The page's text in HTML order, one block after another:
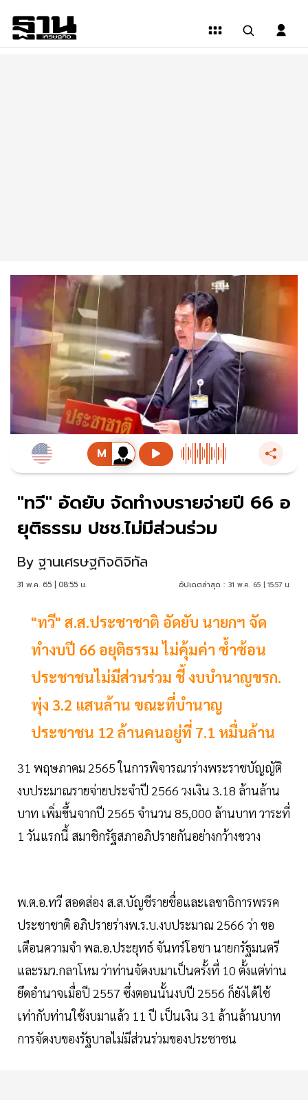
"ทวี" อัดยับ จัดทำงบรายจ่ายปี 66 อ
ยุติธรรม ปชช.ไม่มีส่วนร่วม
By ฐานเศรษฐกิจดิจิทัล
31 พ.ค. 65 | 08:55 น. อัปเดตล่าสุด : 31 พ.ค. 65 | 15:57 น.
"ทวี" ส.ส.ประชาชาติ อัดยับ นายกฯ จัด
ทำงบปี 66 อยุติธรรม ไม่คุ้มค่า ซ้ำซ้อน
ประชาชนไม่มีส่วนร่วม ชี้ งบบำนาญขรก.
พุ่ง 3.2 แสนล้าน ขณะที่บำนาญ
ประชาชน 12 ล้านคนอยู่ที่ 7.1 หมื่นล้าน
31 พฤษภาคม 2565 ในการพิจารณาร่างพระราชบัญญัติ
งบประมาณรายจ่ายประจำปี 2566 วงเงิน 3.18 ล้านล้าน
บาท เพิ่มขึ้นจากปี 2565 จำนวน 85,000 ล้านบาท วาระที่
1 วันแรกนี้ สมาชิกรัฐสภาอภิปรายกันอย่างกว้างขวาง
พ.ต.อ.ทวี สอดส่อง ส.ส.บัญชีรายชื่อและเลขาธิการพรรค
ประชาชาติ อภิปรายร่างพ.ร.บ.งบประมาณ 2566 ว่า ขอ
เตือนความจำ พล.อ.ประยุทธ์ จันทร์โอชา นายกรัฐมนตรี
และรมว.กลาโหม ว่าท่านจัดงบมาเป็นครั้งที่ 10 ตั้งแต่ท่าน
ยึดอำนาจเมื่อปี 2557 ซึ่งตอนนั้นงบปี 2556 ก็ยังได้ใช้
เท่ากับท่านใช้งบมาแล้ว 11 ปี เป็นเงิน 31 ล้านล้านบาท
การจัดงบของรัฐบาลไม่มีส่วนร่วมของประชาชน